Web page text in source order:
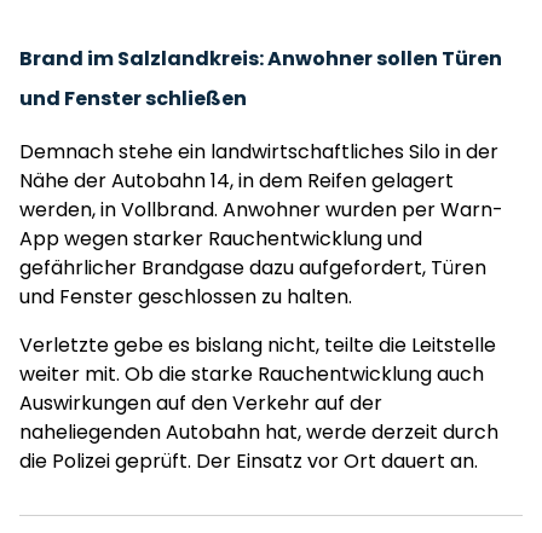
Brand im Salzlandkreis: Anwohner sollen Türen
und Fenster schließen
Demnach stehe ein landwirtschaftliches Silo in der
Nähe der Autobahn 14, in dem Reifen gelagert
werden, in Vollbrand. Anwohner wurden per Warn-
App wegen starker Rauchentwicklung und
gefährlicher Brandgase dazu aufgefordert, Türen
und Fenster geschlossen zu halten.
Verletzte gebe es bislang nicht, teilte die Leitstelle
weiter mit. Ob die starke Rauchentwicklung auch
Auswirkungen auf den Verkehr auf der
naheliegenden Autobahn hat, werde derzeit durch
die Polizei geprüft. Der Einsatz vor Ort dauert an.